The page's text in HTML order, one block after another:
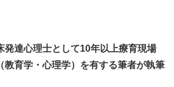
達心理士として10年以上療育現場
教育学・心理学）を有する筆者が執筆